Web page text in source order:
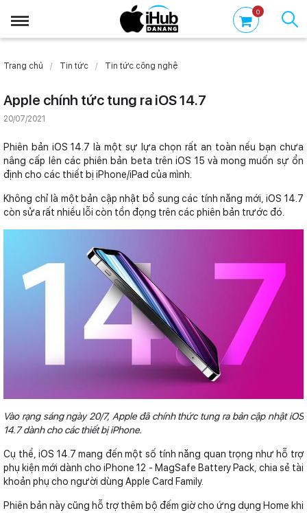
0
Trang chủ Tin tức Tin tức công nghệ
Apple chính tức tung ra iOS 14.7
20/07/2021
Phiên bản iOS 14.7 là một sự lựa chọn rất an toàn nếu bạn chưa
nâng cấp lên các phiên bản beta trên iOS 15 và mong muốn sự ổn
định cho các thiết bị iPhone/iPad của mình.
Không chỉ là một bản cập nhật bổ sung các tính năng mới, iOS 14.7
còn sửa rất nhiều lỗi còn tồn đọng trên các phiên bản trước đó.
Vào rạng sáng ngày 20/7, Apple đã chính thức tung ra bản cập nhật iOS
14.7 dành cho các thiết bị iPhone.
Cụ thể, iOS 14.7 mang đến một số tính năng quan trọng như hỗ trợ
phụ kiện mới dành cho iPhone 12 - MagSafe Battery Pack, chia sẻ tài
khoản phụ cho người dùng Apple Card Family.
Phiên bản này cũng hỗ trợ thêm bộ đếm giờ cho ứng dụng Home khi